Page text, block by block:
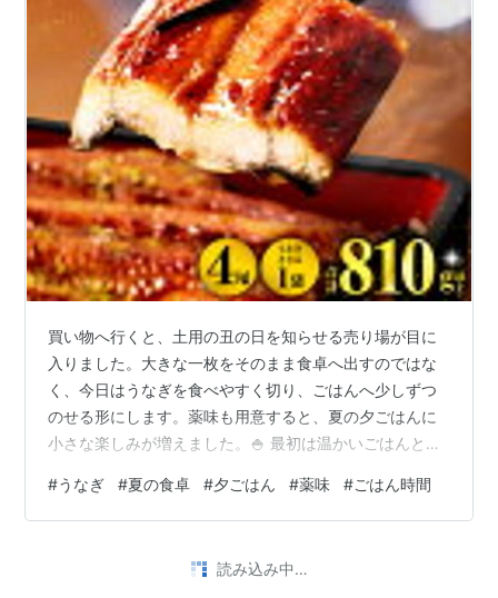
買い物へ行くと、土用の丑の日を知らせる売り場が目に
入りました。大きな一枚をそのまま食卓へ出すのではな
く、今日はうなぎを食べやすく切り、ごはんへ少しずつ
のせる形にします。薬味も用意すると、夏の夕ごはんに
小さな楽しみが増えました。🍚 最初は温かいごはんとう
の中でも、合わせるものを変えると香りや食感の印象が
変わりました。食べる順番を決めすぎず、そのときの気
ぱりした野菜も並べました。主役を一つ決めると、ほか
#うなぎ #夏の食卓 #夕ごはん #薬味 #ごはん時間
読み込み中…